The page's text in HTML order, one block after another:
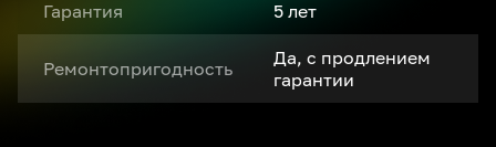
Гарантия 5 лет
Ремонтопригодность
Да, с продлением
гарантии